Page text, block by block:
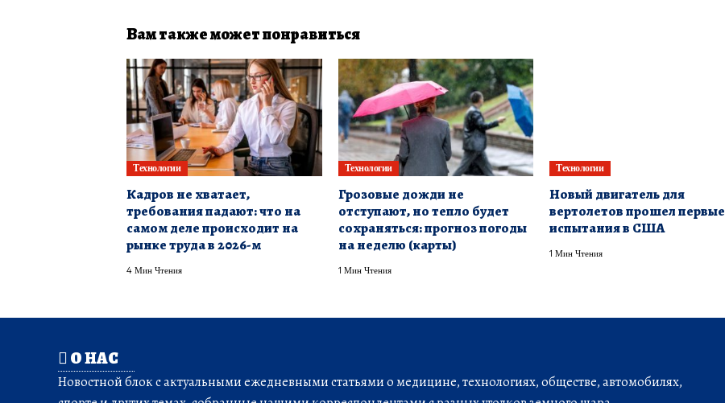
Вам также может понравиться
Технологии
Кадров не хватает,
требования падают: что на
самом деле происходит на
рынке труда в 2026-м
4 Мин Чтения
Технологии
Грозовые дожди не
отступают, но тепло будет
сохраняться: прогноз погоды
на неделю (карты)
1 Мин Чтения
Технологии
Новый двигатель для
вертолетов прошел первые
испытания в США
1 Мин Чтения
О НАС
Новостной блок с актуальными ежедневными статьями о медицине, технологиях, обществе, автомобилях,